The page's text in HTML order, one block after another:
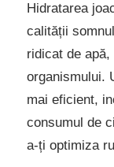
Hidratarea
calității
ridicat de
organismului.
mai eficient,
consumul de
a-ți optimiza